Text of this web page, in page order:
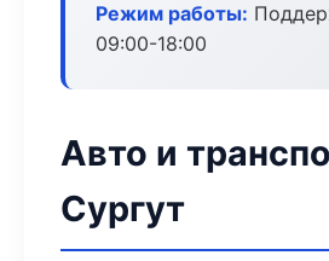
Режим работы:
09:00-18:00
Авто и
Сургут